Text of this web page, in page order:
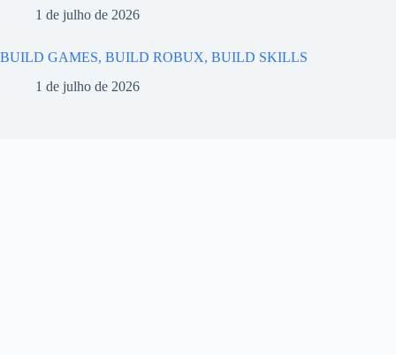
1 de julho de 2026
BUILD GAMES, BUILD ROBUX, BUILD SKILLS
1 de julho de 2026